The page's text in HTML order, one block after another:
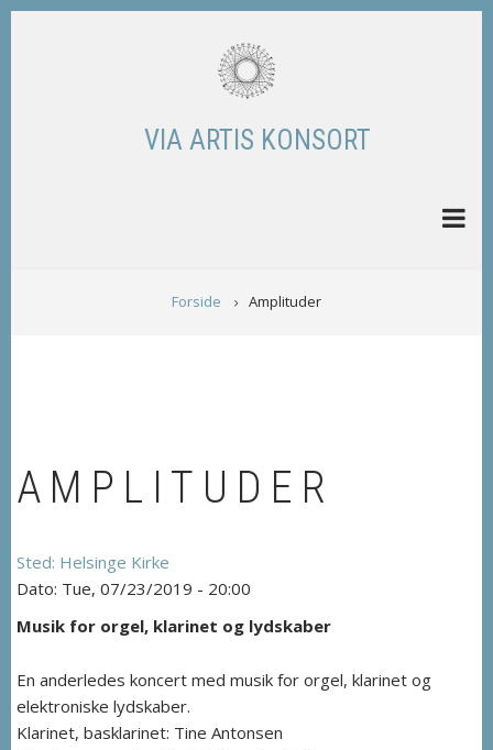
Skip
VIA ARTIS KONSORT
BREADCRUMB
Forside Amplituder
AMPLITUDER
Helsinge Kirke
Tue, 07/23/2019 - 20:00
Musik for orgel, klarinet og lydskaber
En anderledes koncert med musik for orgel, klarinet og
elektroniske lydskaber.
Klarinet, basklarinet: Tine Antonsen